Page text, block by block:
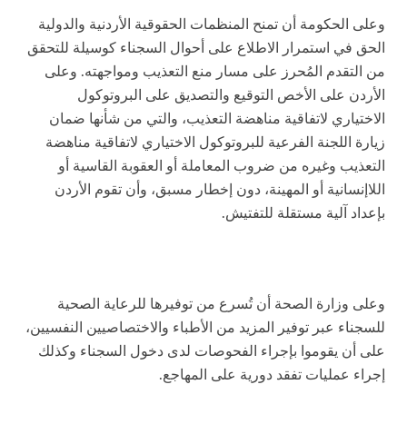
وعلى الحكومة أن تمنح المنظمات الحقوقية الأردنية والدولية
الحق في استمرار الاطلاع على أحوال السجناء كوسيلة للتحقق
من التقدم المُحرز على مسار منع التعذيب ومواجهته. وعلى
الأردن على الأخص التوقيع والتصديق على البروتوكول
الاختياري لاتفاقية مناهضة التعذيب، والتي من شأنها ضمان
زيارة اللجنة الفرعية للبروتوكول الاختياري لاتفاقية مناهضة
التعذيب وغيره من ضروب المعاملة أو العقوبة القاسية أو
اللاإنسانية أو المهينة، دون إخطار مسبق، وأن تقوم الأردن
بإعداد آلية مستقلة للتفتيش.
وعلى وزارة الصحة أن تُسرع من توفيرها للرعاية الصحية
للسجناء عبر توفير المزيد من الأطباء والاختصاصيين النفسيين،
على أن يقوموا بإجراء الفحوصات لدى دخول السجناء وكذلك
إجراء عمليات تفقد دورية على المهاجع.